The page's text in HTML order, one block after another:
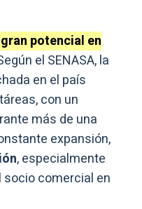
potencial en
el SENASA, la
en el país
con un
más de una
expansión,
, especialmente
socio comercial en